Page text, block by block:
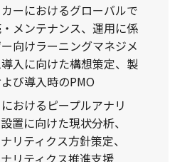
ーにおけるグローバルで
メンテナンス、運用に係
向けラーニングマネジメ
入に向けた構想策定、製
び導入時のPMO
おけるピープルアナリ
置に向けた現状分析、
リティクス方針策定、
リティクス推進支援